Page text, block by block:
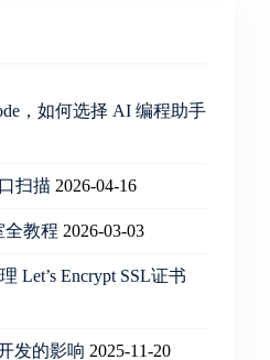
，如何选择 AI 编程助手
扫描 2026-04-16
全教程 2026-03-03
Let’s Encrypt SSL证书
发的影响 2025-11-20